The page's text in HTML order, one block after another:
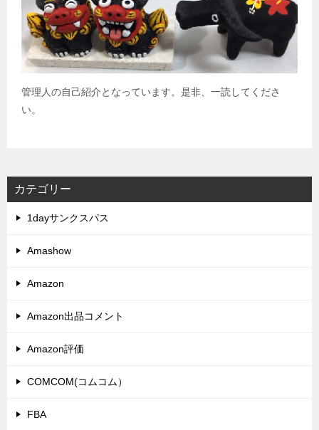
管理人の自己紹介となっています。是非、一読してくださ
い。
カテゴリー
1dayサンクスパス
Amashow
Amazon
Amazon出品コメント
Amazon評価
COMCOM(コムコム）
FBA